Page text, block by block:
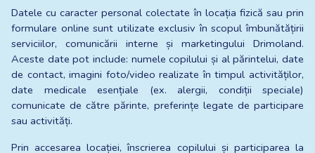
Datele cu caracter personal colectate în locația fizică sau prin
formulare online sunt utilizate exclusiv în scopul îmbunătățirii
serviciilor, comunicării interne și marketingului Drimoland.
Aceste date pot include: numele copilului și al părintelui, date
de contact, imagini foto/video realizate în timpul activităților,
date medicale esențiale (ex. alergii, condiții speciale)
comunicate de către părinte, preferințe legate de participare
sau activități.
Prin accesarea locației, înscrierea copilului și participarea la